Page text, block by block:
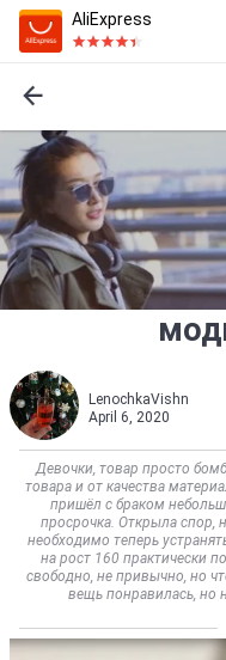
AliExpress
LenochkaVishn
April 6, 2020
Девочки, товар просто
товара и от качества
пришёл с браком
просрочка. Открыла спор,
необходимо теперь
на рост 160 практически
свободно, не привычно, но
вещь понравилась, но